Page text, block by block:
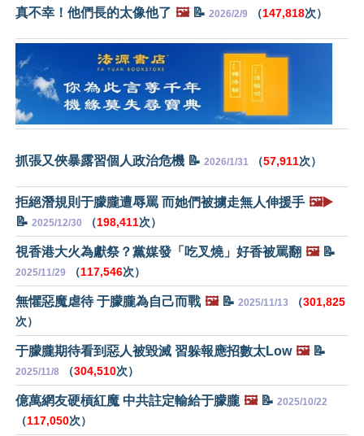
真不幸！他們長的太像他了 🖼️📝 2026/2/9 （147,818次）
抓張又俠暴露習個人政治危機 📝 2026/1/31 （57,911次）
拒絕潛規則于朦朧遭辱罵 而她們被擄走無人伸援手 🖼️▶️
📝 2025/12/30 （198,411次）
視香港大火為獻祭？黨媒發「吃叉燒」好香被罵翻 🖼️📝
2025/11/29 （117,546次）
無懼惡魔虐待 于朦朧為自己而戰 🖼️📝 2025/11/13 （301,825
次）
于朦朧期待看到惡人被毀滅 習躲報應招數太Low 🖼️📝
2025/11/8 （304,510次）
億萬網友硬槓紅魔 中共註定輸給于朦朧 🖼️📝 2025/10/22
（117,050次）